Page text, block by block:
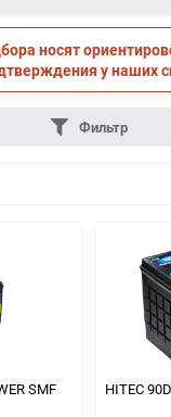
ПО
носят
у наших
Фильтр
SMF
HITEC